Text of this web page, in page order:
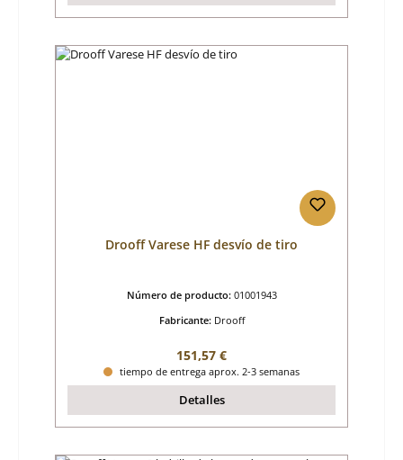
Drooff Varese HF desvío de tiro
Número de producto: 01001943
Fabricante: Drooff
Precio normal:
151,57 €
tiempo de entrega aprox. 2-3 semanas
Detalles